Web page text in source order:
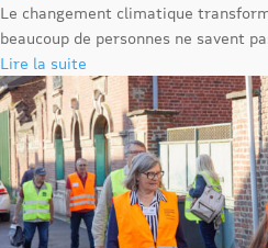
Le changement climatique
beaucoup de personnes ne savent
Lire la suite